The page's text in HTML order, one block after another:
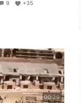
9 +35
00:29